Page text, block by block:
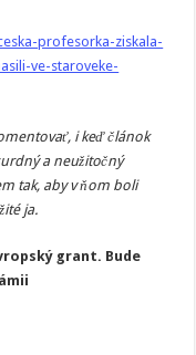
profesorka-ziskala-
ve-staroveke-
i keď článok
a neužitočný
tak, aby v ňom boli
ja.
grant. Bude